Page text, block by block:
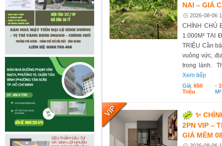
NAI – GIÁ
2026-08-06
CHÍNH CHỦ
1.000M² TẠI
TRIỆU Cần
vuông vức,
trong lành.
Xem tiếp
Giá:650
Triệu
-
M²
✨
2PN VIP –
GIÁ MỀM